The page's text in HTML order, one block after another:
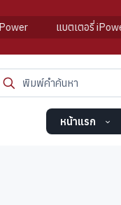
แบตเตอรี่ iPower
หน้าแรก